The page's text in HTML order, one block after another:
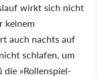
wirkt sich nicht
keinem
auch nachts auf
schlafen, um
»Rollenspiel-